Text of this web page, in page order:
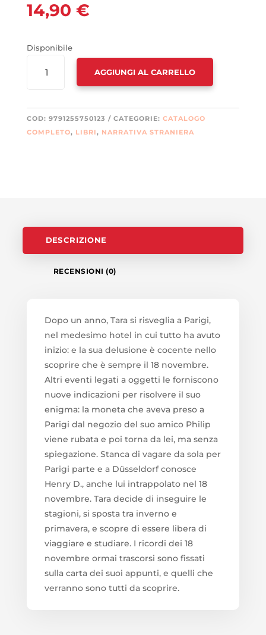
14,90 €
Disponibile
LIBRO
II
AGGIUNGI AL CARRELLO
COD: 9791255750123 CATEGORIE: CATALOGO
COMPLETO, LIBRI, NARRATIVA STRANIERA
DESCRIZIONE
RECENSIONI (0)
Dopo un anno, Tara si risveglia a Parigi,
nel medesimo hotel in cui tutto ha avuto
inizio: e la sua delusione è cocente nello
scoprire che è sempre il 18 novembre.
Altri eventi legati a oggetti le forniscono
nuove indicazioni per risolvere il suo
enigma: la moneta che aveva preso a
Parigi dal negozio del suo amico Philip
viene rubata e poi torna da lei, ma senza
spiegazione. Stanca di vagare da sola per
Parigi parte e a Düsseldorf conosce
Henry D., anche lui intrappolato nel 18
novembre. Tara decide di inseguire le
stagioni, si sposta tra inverno e
primavera, e scopre di essere libera di
viaggiare e studiare. I ricordi dei 18
novembre ormai trascorsi sono fissati
sulla carta dei suoi appunti, e quelli che
verranno sono tutti da scoprire.